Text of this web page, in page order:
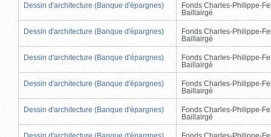
Dessin d'architecture (Banque d'épargnes)
Fonds Charles-Philippe-
Baillairgé
Dessin d'architecture (Banque d'épargnes)
Fonds Charles-Philippe-
Baillairgé
Dessin d'architecture (Banque d'épargnes)
Fonds Charles-Philippe-
Baillairgé
Dessin d'architecture (Banque d'épargnes)
Fonds Charles-Philippe-
Baillairgé
Dessin d'architecture (Banque d'épargnes)
Fonds Charles-Philippe-
Baillairgé